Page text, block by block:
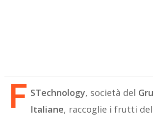
F STechnology, società del
Italiane, raccoglie i frutti